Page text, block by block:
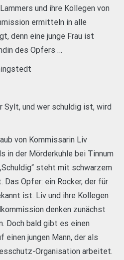
und ihre Kollegen von
ermitteln in alle
denn eine junge Frau ist
des Opfers …
Sylt, und wer schuldig ist, wird
von Kommissarin Liv
in der Mörderkuhle bei Tinnum
steht mit schwarzem
Das Opfer: ein Rocker, der für
ist. Liv und ihre Kollegen
denken zunächst
Doch bald gibt es einen
einen jungen Mann, der als
Organisation arbeitet.